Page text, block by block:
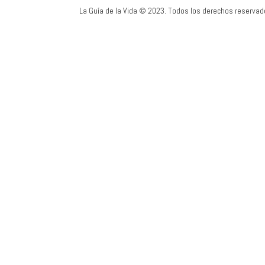
La Guía de la Vida © 2023. Todos los derechos